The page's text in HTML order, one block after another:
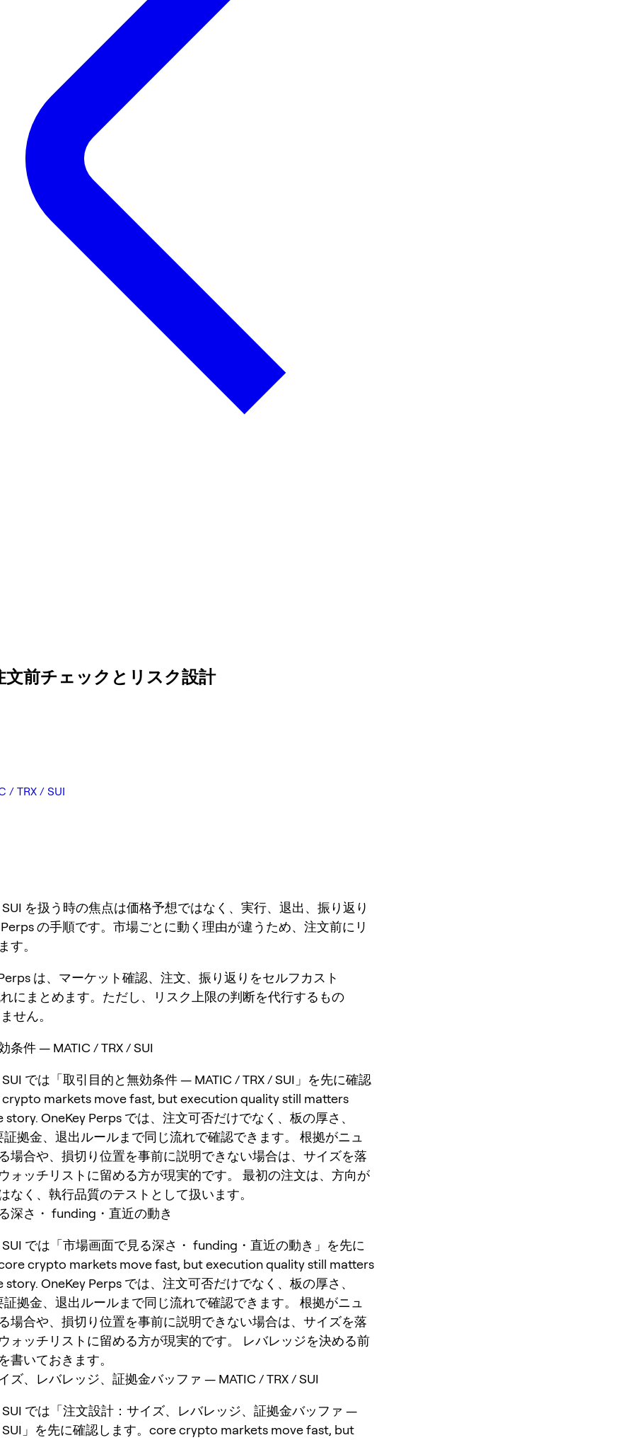
文前チェックとリスク設計
/ TRX / SUI
SUI を扱う時の焦点は価格予想ではなく、実行、退出、振り返り
の手順です。市場ごとに動く理由が違うため、注文前にリ
す。
は、マーケット確認、注文、振り返りをセルフカスト
にまとめます。ただし、リスク上限の判断を代行するもの
せん。
条件 — MATIC / TRX / SUI
SUI では「取引目的と無効条件 — MATIC / TRX / SUI」を先に確認
crypto markets move fast, but execution quality still matters
OneKey Perps では、注文可否だけでなく、板の厚さ、
拠金、退出ルールまで同じ流れで確認できます。 根拠がニュ
場合や、損切り位置を事前に説明できない場合は、サイズを落
ォッチリストに留める方が現実的です。 最初の注文は、方向が
なく、執行品質のテストとして扱います。
深さ・ funding・直近の動き
SUI では「市場画面で見る深さ・ funding・直近の動き」を先に
crypto markets move fast, but execution quality still matters
OneKey Perps では、注文可否だけでなく、板の厚さ、
拠金、退出ルールまで同じ流れで確認できます。 根拠がニュ
場合や、損切り位置を事前に説明できない場合は、サイズを落
ォッチリストに留める方が現実的です。 レバレッジを決める前
書いておきます。
ズ、レバレッジ、証拠金バッファ — MATIC / TRX / SUI
SUI では「注文設計：サイズ、レバレッジ、証拠金バッファ —
SUI」を先に確認します。core crypto markets move fast, but